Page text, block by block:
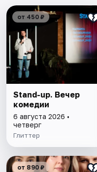
от 450 ₽
Stand-up. Вечер
комедии
6 августа 2026 •
четверг
Глиттер
от 890 ₽